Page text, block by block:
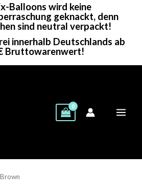
Balloons wird keine
geknackt, denn
sind neutral verpackt!
innerhalb Deutschlands ab
Bruttowarenwert!